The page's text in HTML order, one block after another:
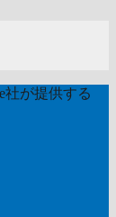
社が提供する